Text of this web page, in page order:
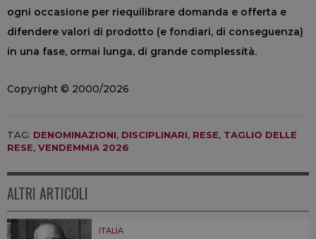
ogni occasione per riequilibrare domanda e offerta e
difendere valori di prodotto (e fondiari, di conseguenza)
in una fase, ormai lunga, di grande complessità.
Copyright © 2000/2026
TAG: DENOMINAZIONI, DISCIPLINARI, RESE, TAGLIO DELLE
RESE, VENDEMMIA 2026
ALTRI ARTICOLI
ITALIA